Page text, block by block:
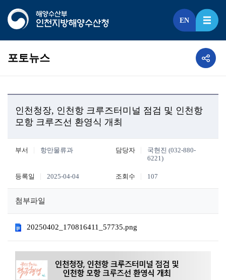
EN
포토뉴스
인천청장, 인천항 크루즈터미널 점검 및 인천항
모항 크루즈선 환영식 개최
부서 항만물류과 담당자
국현진 (032-880-
6221)
등록일 2025-04-04 조회수 107
첨부파일
20250402_170816411_57735.png